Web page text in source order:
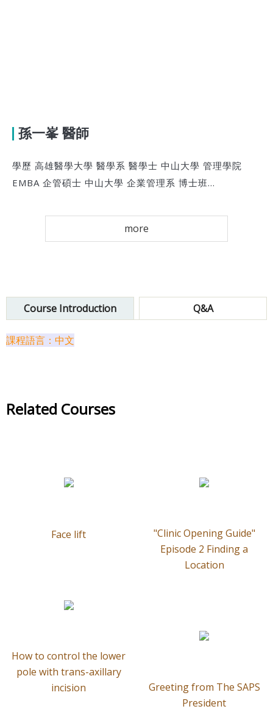
孫一峯 醫師
學歷 高雄醫學大學 醫學系 醫學士 中山大學 管理學院
EMBA 企管碩士 中山大學 企業管理系 博士班...
more
Course Introduction Q&A
課程語言：中文
Related Courses
Face lift
"Clinic Opening Guide"
Episode 2 Finding a
Location
How to control the lower
pole with trans-axillary
incision
Greeting from The SAPS
President